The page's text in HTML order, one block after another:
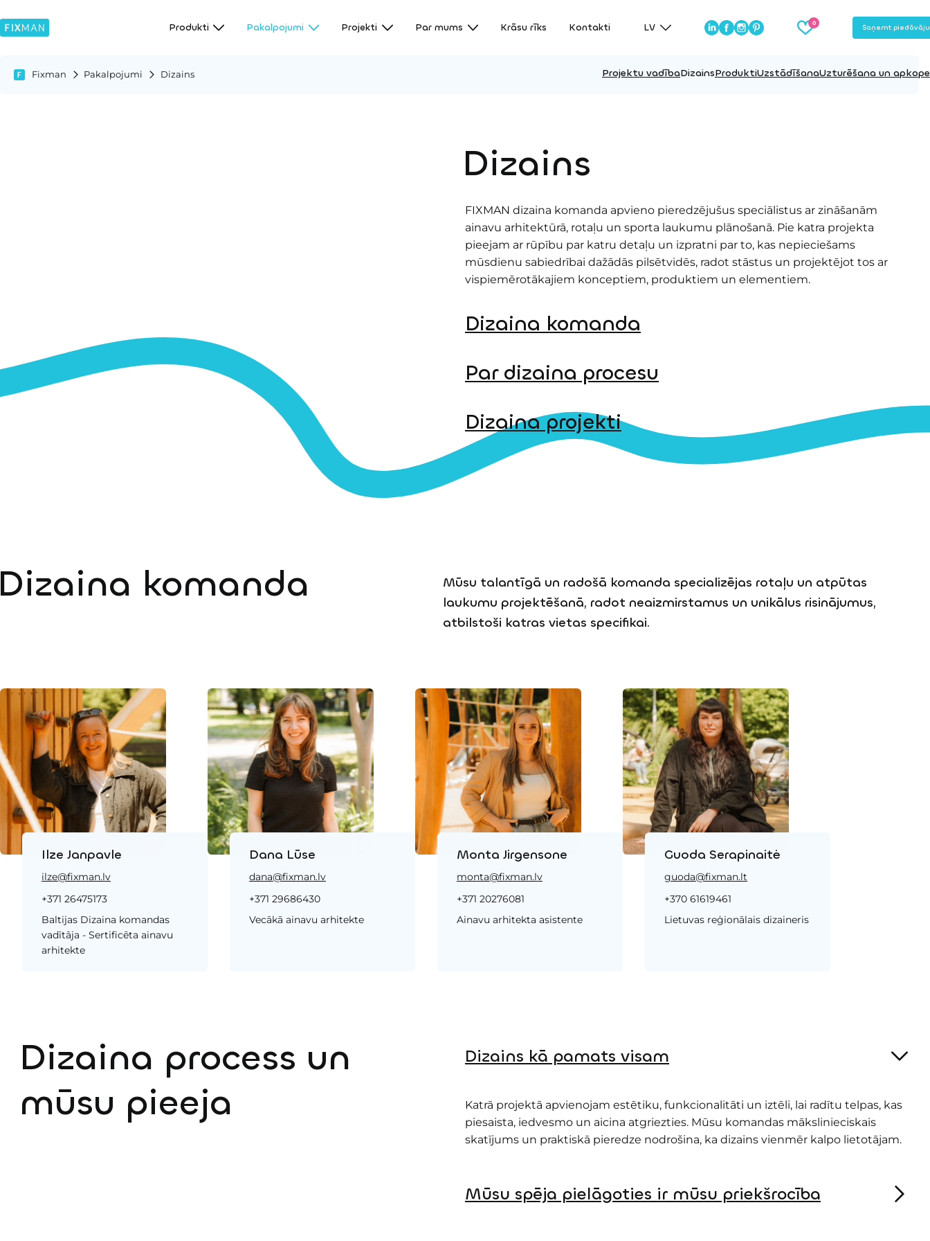
Produkti Pakalpojumi Projekti Par mums Krāsu rīks Kontakti LV Saņemt
Fixman Pakalpojumi Dizains Projektu vadībaDizainsProduktiUzstādīšanaUzturēšana un apkope
Dizains
FIXMAN dizaina komanda apvieno pieredzējušus speciālistus ar zināšanām
ainavu arhitektūrā, rotaļu un sporta laukumu plānošanā. Pie katra projekta
pieejam ar rūpību par katru detaļu un izpratni par to, kas nepieciešams
mūsdienu sabiedrībai dažādās pilsētvidēs, radot stāstus un projektējot tos ar
vispiemērotākajiem konceptiem, produktiem un elementiem.
Dizaina komanda
Par dizaina procesu
Dizaina projekti
komanda
Mūsu talantīgā un radošā komanda specializējas rotaļu un atpūtas
laukumu projektēšanā, radot neaizmirstamus un unikālus risinājumus,
atbilstoši katras vietas specifikai.
Ilze Janpavle
ilze@fixman.lv
+371 26475173
Baltijas Dizaina komandas
vadītāja - Sertificēta ainavu
arhitekte
Dana Lūse
dana@fixman.lv
+371 29686430
Vecākā ainavu arhitekte
Monta Jirgensone
monta@fixman.lv
+371 20276081
Ainavu arhitekta asistente
Guoda Serapinaitė
guoda@fixman.lt
+370 61619461
Lietuvas reģionālais dizaineris
Dizaina process un
mūsu pieeja
Dizains kā pamats visam
Katrā projektā apvienojam estētiku, funkcionalitāti un iztēli, lai radītu telpas, kas
piesaista, iedvesmo un aicina atgriezties. Mūsu komandas mākslinieciskais
skatījums un praktiskā pieredze nodrošina, ka dizains vienmēr kalpo lietotājam.
Mūsu spēja pielāgoties ir mūsu priekšrocība